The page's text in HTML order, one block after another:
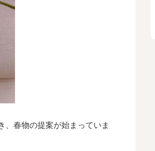
、春物の提案が始まっていま